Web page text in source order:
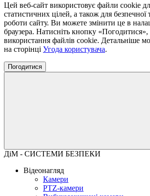
Цей веб-сайт використовує файли cookie
статистичних цілей, а також для безпечної
роботи сайту. Ви можете змінити це в
браузера. Натисніть кнопку
використання файлів cookie. Детальніше
на сторінці Угода користувача.
Погодитися
ДіМ - СИСТЕМИ БЕЗПЕКИ
Відеонагляд
Камери
PTZ-камери